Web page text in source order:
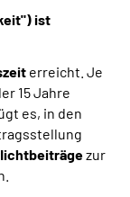
ist
erreicht. Je
15 Jahre
es, in den
zur